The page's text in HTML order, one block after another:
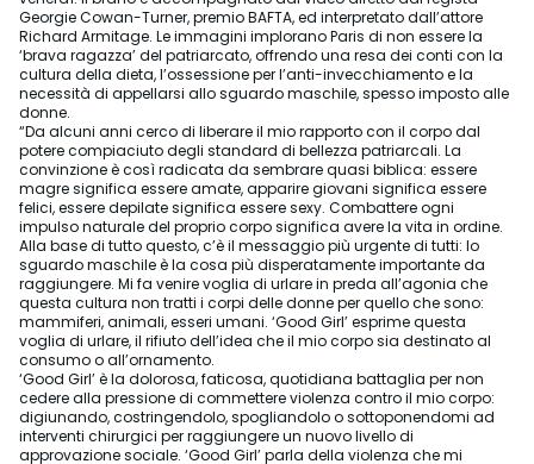
Georgie Cowan-Turner, premio BAFTA, ed interpretato dall’attore
Richard Armitage. Le immagini implorano Paris di non essere la
‘brava ragazza’ del patriarcato, offrendo una resa dei conti con la
cultura della dieta, l’ossessione per l’anti-invecchiamento e la
necessità di appellarsi allo sguardo maschile, spesso imposto alle
donne.
“Da alcuni anni cerco di liberare il mio rapporto con il corpo dal
potere compiaciuto degli standard di bellezza patriarcali. La
convinzione è così radicata da sembrare quasi biblica: essere
magre significa essere amate, apparire giovani significa essere
felici, essere depilate significa essere sexy. Combattere ogni
impulso naturale del proprio corpo significa avere la vita in ordine.
Alla base di tutto questo, c’è il messaggio più urgente di tutti: lo
sguardo maschile è la cosa più disperatamente importante da
raggiungere. Mi fa venire voglia di urlare in preda all’agonia che
questa cultura non tratti i corpi delle donne per quello che sono:
mammiferi, animali, esseri umani. ‘Good Girl’ esprime questa
voglia di urlare, il rifiuto dell’idea che il mio corpo sia destinato al
consumo o all’ornamento.
‘Good Girl’ è la dolorosa, faticosa, quotidiana battaglia per non
cedere alla pressione di commettere violenza contro il mio corpo:
digiunando, costringendolo, spogliandolo o sottoponendomi ad
interventi chirurgici per raggiungere un nuovo livello di
approvazione sociale. ‘Good Girl’ parla della violenza che mi